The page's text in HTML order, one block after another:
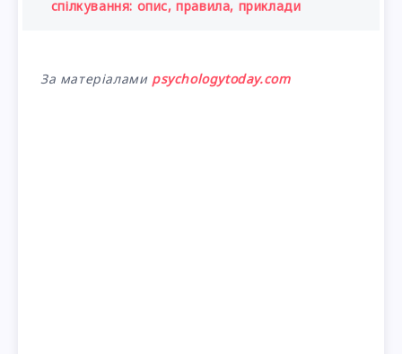
спілкування: опис, правила, приклади
За матеріалами psychologytoday.com